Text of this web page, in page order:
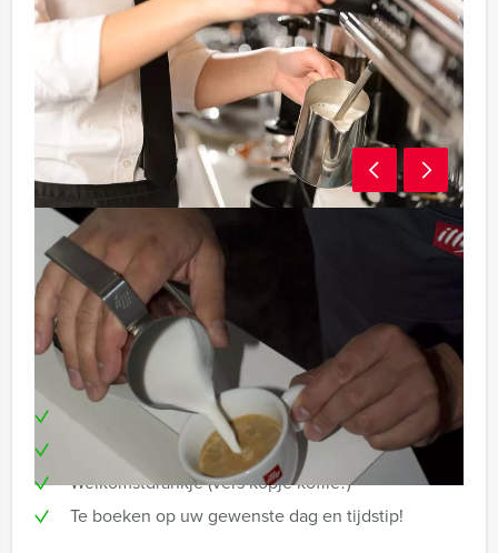
Programma:
- Uitleg over de workshop
- Herkomst koffie & leuke weetjes
- Verschillende bereidingstechnieken
Inclusief:
Unieke locatie in centrum Rotterdam
Professionele begeleiding
Welkomstdrankje (vers kopje koffie?)
Te boeken op uw gewenste dag en tijdstip!